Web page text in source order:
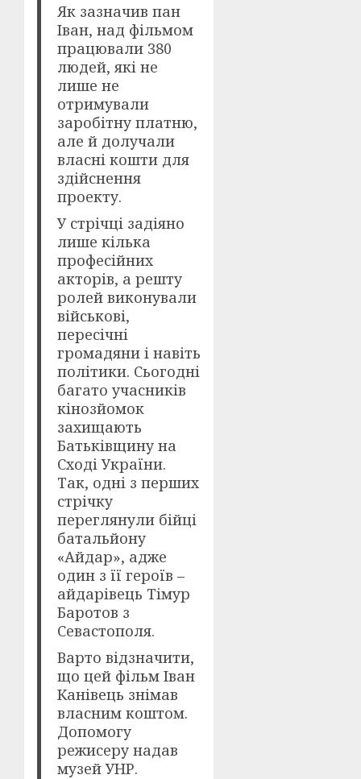
Як зазначив пан
Іван, над фільмом
працювали 380
людей, які не
лише не
отримували
заробітну платню,
але й долучали
власні кошти для
здійснення
проекту.
У стрічці задіяно
лише кілька
професійних
акторів, а решту
ролей виконували
військові,
пересічні
громадяни і навіть
політики. Сьогодні
багато учасників
кінозйомок
захищають
Батьківщину на
Сході України.
Так, одні з перших
стрічку
переглянули бійці
батальйону
«Айдар», адже
один з її героїв –
айдарівець Тімур
Баротов з
Севастополя.
Варто відзначити,
що цей фільм Іван
Канівець знімав
власним коштом.
Допомогу
режисеру надав
музей УНР.